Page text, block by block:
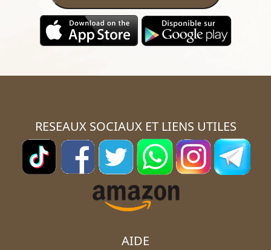
RESEAUX SOCIAUX ET LIENS UTILES
AIDE